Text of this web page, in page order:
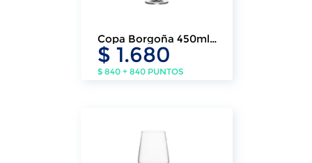
Copa Borgoña 450ml
Stone (6 Un.)
$ 1.680
$ 840 + 840 PUNTOS